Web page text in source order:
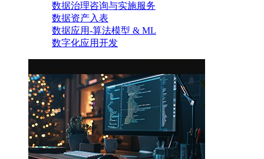
数据治理咨询与实施服务
数据资产入表
数据应用-算法模型 & ML
数字化应用开发